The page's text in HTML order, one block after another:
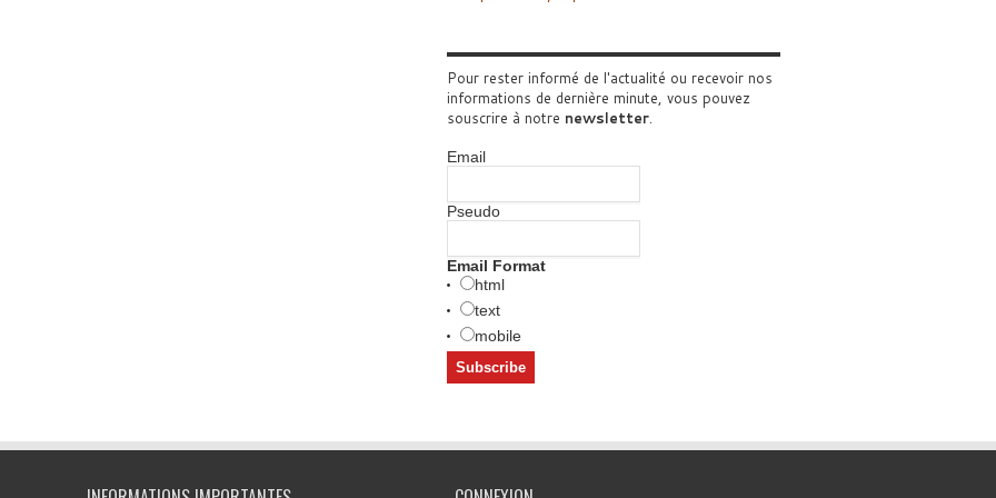
Pour rester informé de l'actualité ou recevoir nos
informations de dernière minute, vous pouvez
souscrire à notre newsletter.
Email
Pseudo
Email Format
html
text
mobile